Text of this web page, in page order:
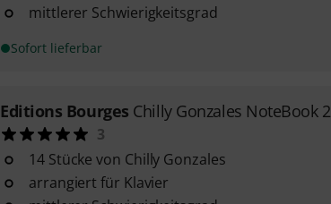
mittlerer Schwierigkeitsgrad
Sofort lieferbar
Editions Bourges Chilly Gonzales NoteBook 2
3
14 Stücke von Chilly Gonzales
arrangiert für Klavier